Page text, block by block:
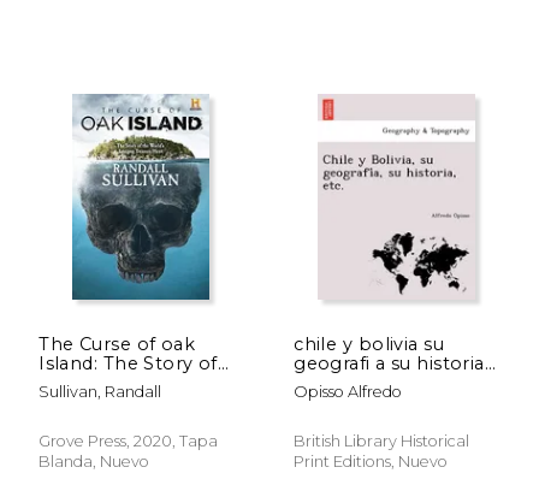
15%
dcto.
Rápido
50%
The Curse of oak
Island: The Story of
the World’S Longest
Treasure Hunt (en
Sullivan, Randall
Grove Press, 2020, Tapa
Blanda, Nuevo
chile y bolivia su
geografi a su historia
etc. (en Inglés)
Opisso Alfredo
British Library Historical
Print Editions, Nuevo